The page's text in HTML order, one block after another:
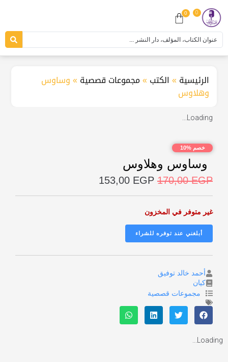
0
0
الرئيسية » الكتب »مجموعات قصصية »وساوس
وهلاوس
Loading...
خصم %10
وساوس وهلاوس
170,00EGP
153,00 EGP
غير متوفر في المخزون
أحمد خالد توفيق
كيان
مجموعات قصصية
Loading...